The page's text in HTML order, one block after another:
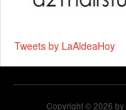
Tweets by LaAldeaHoy
Copyright © 2026 by